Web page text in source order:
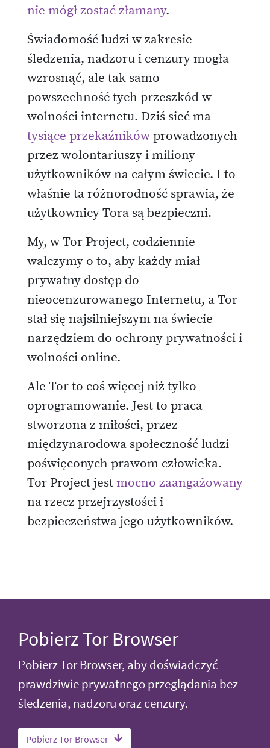
nie mógł zostać złamany.
Świadomość ludzi w zakresie
śledzenia, nadzoru i cenzury mogła
wzrosnąć, ale tak samo
powszechność tych przeszkód w
wolności internetu. Dziś sieć ma
tysiące przekaźnikówprowadzonych
przez wolontariuszy i miliony
użytkowników na całym świecie. I to
właśnie ta różnorodność sprawia, że
użytkownicy Tora są bezpieczni.
My, w Tor Project, codziennie
walczymy o to, aby każdy miał
prywatny dostęp do
nieocenzurowanego Internetu, a Tor
stał się najsilniejszym na świecie
narzędziem do ochrony prywatności i
wolności online.
Ale Tor to coś więcej niż tylko
oprogramowanie. Jest to praca
stworzona z miłości, przez
międzynarodowa społeczność ludzi
poświęconych prawom człowieka.
Tor Project jestmocno zaangażowany
na rzecz przejrzystości i
bezpieczeństwa jego użytkowników.
Pobierz Tor Browser
Pobierz Tor Browser, aby doświadczyć
prawdziwie prywatnego przeglądania bez
śledzenia, nadzoru oraz cenzury.
Pobierz Tor Browser